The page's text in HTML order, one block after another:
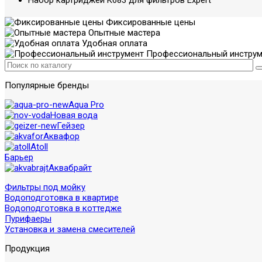
Фиксированные цены
Опытные мастера
Удобная оплата
Профессиональный
Популярные бренды
Aqua Pro
Новая вода
Гейзер
Аквафор
Atoll
Барьер
Аквабрайт
Фильтры под мойку
Водоподготовка в квартире
Водоподготовка в коттедже
Пурифаеры
Установка и замена смесителей
Продукция